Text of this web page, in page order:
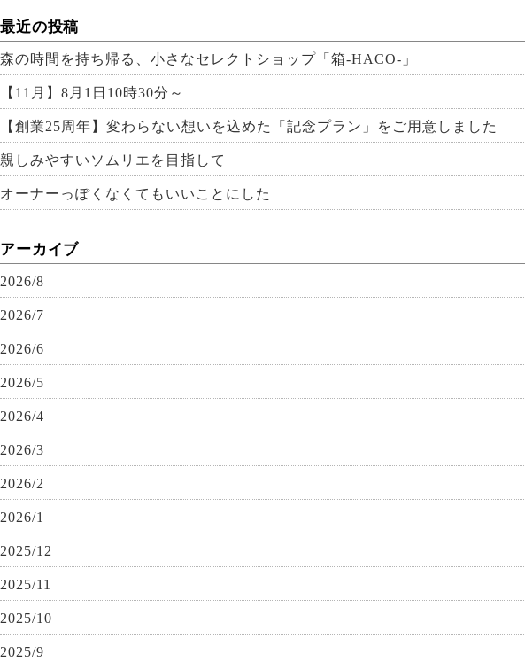
最近の投稿
森の時間を持ち帰る、小さなセレクトショップ「箱-HACO-」
【11月】8月1日10時30分～
【創業25周年】変わらない想いを込めた「記念プラン」をご用意しました
親しみやすいソムリエを目指して
オーナーっぽくなくてもいいことにした
アーカイブ
2026/8
2026/7
2026/6
2026/5
2026/4
2026/3
2026/2
2026/1
2025/12
2025/11
2025/10
2025/9